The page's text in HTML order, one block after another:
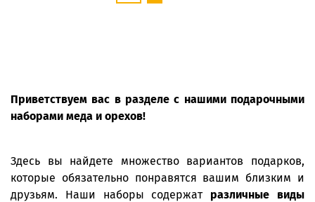
Приветствуем вас в разделе с нашими подарочными
наборами меда и орехов!
Здесь вы найдете множество вариантов подарков,
которые обязательно понравятся вашим близким и
друзьям. Наши наборы содержат различные виды